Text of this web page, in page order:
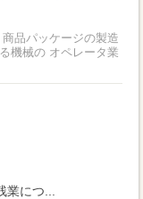
品パッケージの製造
につ...